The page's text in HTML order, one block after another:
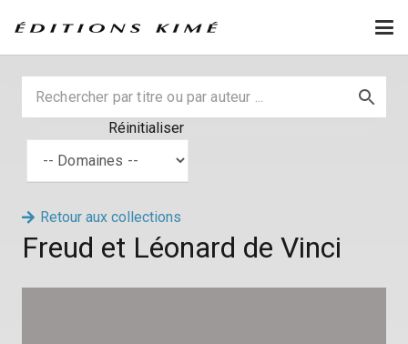
Réinitialiser
Retour aux collections
Freud et Léonard de Vinci